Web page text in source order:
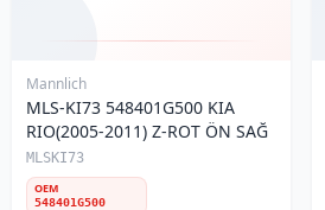
Mannlich
MLS-KI73 548401G500 KIA
RIO(2005-2011) Z-ROT ÖN SAĞ
MLSKI73
OEM
548401G500